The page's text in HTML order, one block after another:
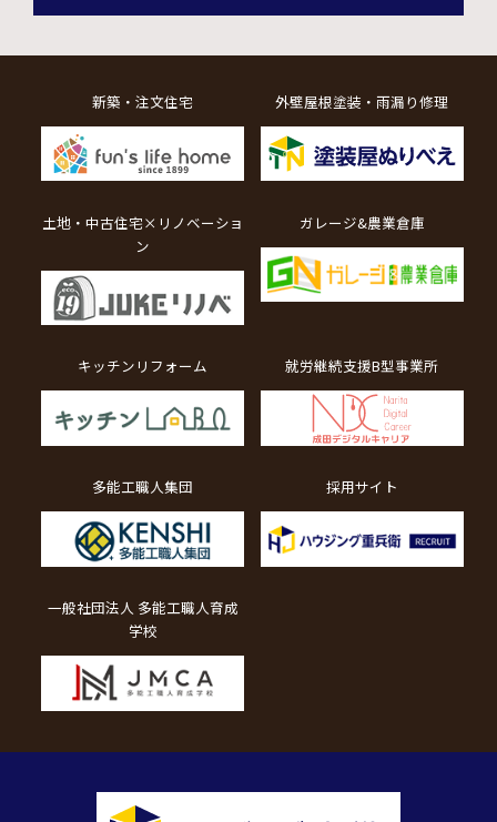
新築・注文住宅 外壁屋根塗装・雨漏り修理
土地・中古住宅×リノベーショ
ン
ガレージ&農業倉庫
キッチンリフォーム 就労継続支援B型事業所
多能工職人集団 採用サイト
一般社団法人 多能工職人育成
学校